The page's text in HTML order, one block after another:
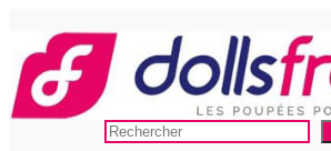
au
contenu
Rechercher